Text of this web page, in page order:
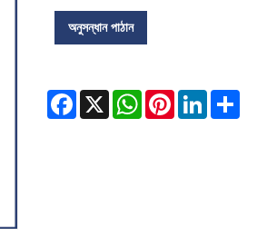
অনুসন্ধান পাঠান
Facebook
X WhatsAppPinterestLinkedIn